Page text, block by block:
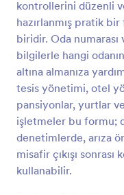
kontrollerini düzenli
hazırlanmış pratik
biridir. Oda
bilgilerle hangi
altına almanıza
tesis yönetimi, otel
pansiyonlar, yurtlar
işletmeler bu formu;
denetimlerde, arıza
misafir çıkışı
kullanabilir.